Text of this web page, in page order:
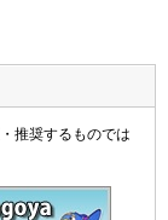
推奨するものでは